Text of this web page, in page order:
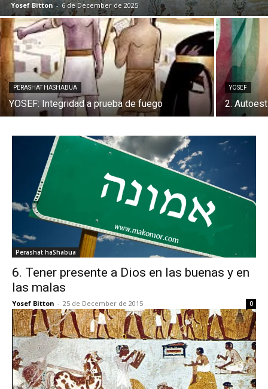
Yosef Bitton - 6 de December de 2025
PERASHAT HASHABUA
YOSEF: Integridad a prueba de fuego
YOSEF
2.
Perashat haShabua
6. Tener presente a Dios en las buenas y en
las malas
Yosef Bitton - 25 de December de 2015 0